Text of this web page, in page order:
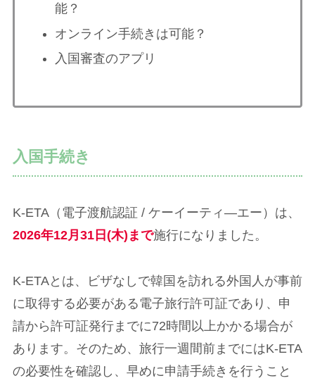
能？
オンライン手続きは可能？
入国審査のアプリ
入国手続き
K-ETA（電子渡航認証 / ケーイーティ―エー）は、
2026年12月31日(木)まで施行になりました。
K-ETAとは、ビザなしで韓国を訪れる外国人が事前
に取得する必要がある電子旅行許可証であり、申
請から許可証発行までに72時間以上かかる場合が
あります。そのため、旅行一週間前までにはK-ETA
の必要性を確認し、早めに申請手続きを行うこと